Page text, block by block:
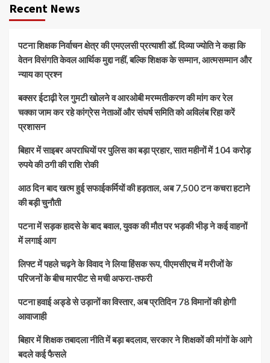
Recent News
पटना शिक्षक निर्वाचन क्षेत्र की एमएलसी प्रत्याशी डॉ. दिव्या ज्योति ने कहा कि
वेतन विसंगति केवल आर्थिक मुद्दा नहीं, बल्कि शिक्षक के सम्मान, आत्मसम्मान और
न्याय का प्रश्न
बक्सर ईटाढ़ी रेल गुमटी खोलने व आरओबी मरम्मतीकरण की मांग कर रेल
चक्का जाम कर रहे कांग्रेस नेताओं और संघर्ष समिति को अविलंब रिहा करें
प्रशासन
बिहार में साइबर अपराधियों पर पुलिस का बड़ा प्रहार, सात महीनों में 104 करोड़
रुपये की ठगी की राशि रोकी
आठ दिन बाद खत्म हुई सफाईकर्मियों की हड़ताल, अब 7,500 टन कचरा हटाने
की बड़ी चुनौती
पटना में सड़क हादसे के बाद बवाल, युवक की मौत पर भड़की भीड़ ने कई वाहनों
में लगाई आग
लिफ्ट में पहले चढ़ने के विवाद ने लिया हिंसक रूप, पीएमसीएच में मरीजों के
परिजनों के बीच मारपीट से मची अफरा-तफरी
पटना हवाई अड्डे से उड़ानों का विस्तार, अब प्रतिदिन 78 विमानों की होगी
आवाजाही
बिहार में शिक्षक तबादला नीति में बड़ा बदलाव, सरकार ने शिक्षकों की मांगों के आगे
बदले कई फैसले